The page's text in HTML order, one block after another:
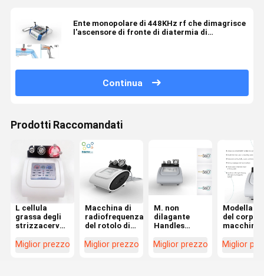
Ente monopolare di 448KHz rf che dimagrisce
l'ascensore di fronte di diatermia di
Continua
Prodotti Raccomandati
L cellula
grassa degli
strizzacervelli
macchina di
Miglior prezzo
Macchina di
radiofrequenza
del rotolo di
360 gradi per
Miglior prezzo
M. non
dilagante
Handles
Body rf che
Miglior prezzo
del corpo
macchina
del rotolo
Miglior